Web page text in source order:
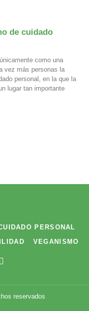
de cuidado
como una
vez más personas la
personal, en la que la
lugar tan importante
PERSONAL
VEGANISMO
I
t
a
reservados